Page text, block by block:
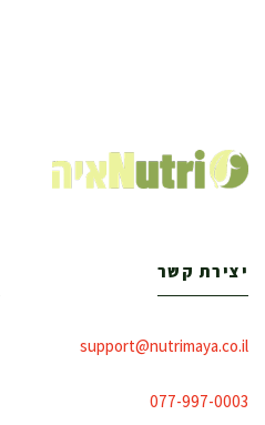
יצירת קשר
support@nutrimaya.co.il
077-997-0003